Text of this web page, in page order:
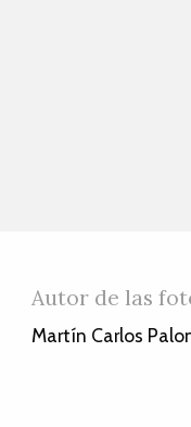
Autor de las
Martín Carlos